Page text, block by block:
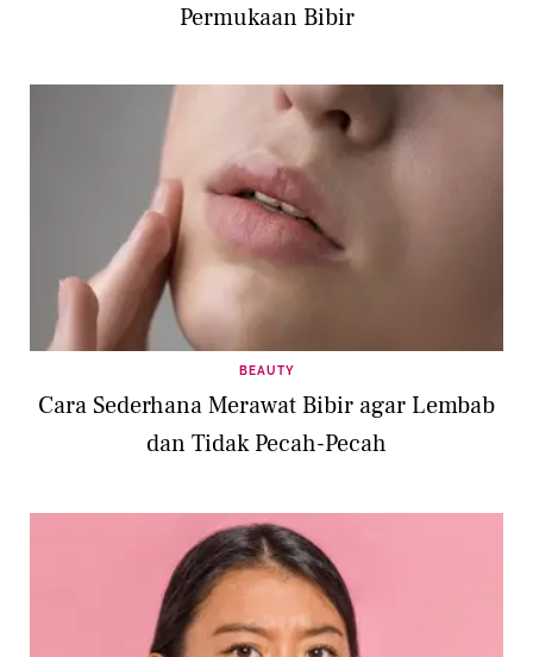
Permukaan Bibir
BEAUTY
Cara Sederhana Merawat Bibir agar Lembab
dan Tidak Pecah-Pecah